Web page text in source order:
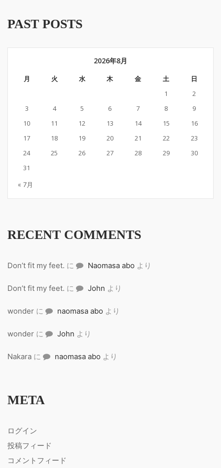
PAST POSTS
2026年8月
月 火 水 木 金 土
日
1
2
3
4 5 6 7 8
9
10
11 12 13 14 15
16
17
18 19 20 21 22
23
24
25 26 27 28 29
30
31
« 7月
RECENT COMMENTS
Don’t fit my feet. に Naomasa abo より
Don’t fit my feet. に John より
wonder に naomasa abo より
wonder に John より
Nakara に naomasa abo より
META
ログイン
投稿フィード
コメントフィード